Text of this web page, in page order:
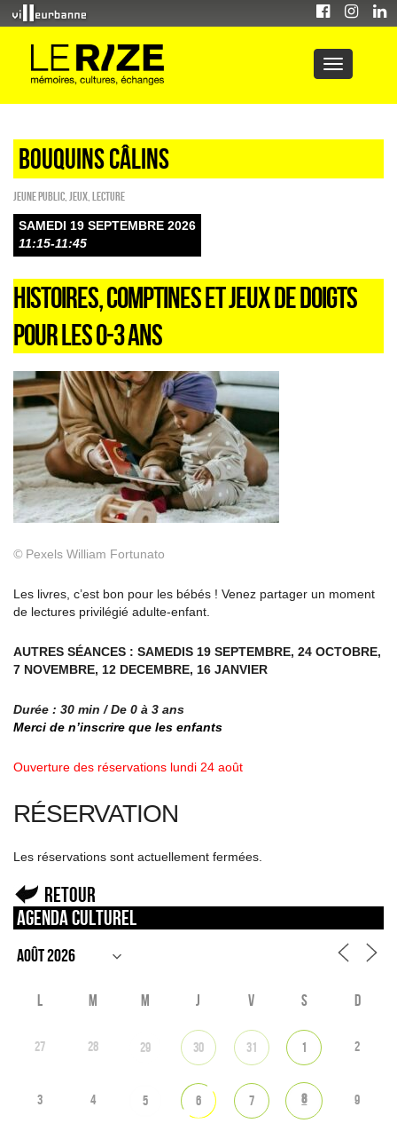
Bouquins câlins
Jeune public Jeux Lecture
SAMEDI 19 SEPTEMBRE 2026
11:15-11:45
HISTOIRES, COMPTINES ET JEUX DE DOIGTS
POUR LES 0-3 ANS
© Pexels William Fortunato
Les livres, c’est bon pour les bébés ! Venez partager un moment
de lectures privilégié adulte-enfant.
AUTRES SÉANCES : SAMEDIS 19 SEPTEMBRE, 24 OCTOBRE,
7 NOVEMBRE, 12 DECEMBRE, 16 JANVIER
Durée : 30 min / De 0 à 3 ans
Merci de n’inscrire que les enfants
Ouverture des réservations lundi 24 août
RÉSERVATION
Les réservations sont actuellement fermées.
Retour
Agenda culturel
L M M J V S D
27 28 29 30 31 1 2
3 4 5 6 7 8 9